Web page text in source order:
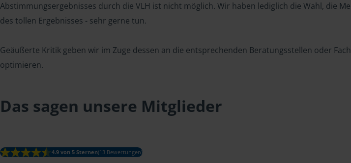
Abstimmungsergebnisses durch die VLH ist nicht möglich. Wir haben lediglich die Wahl, die
des tollen Ergebnisses - sehr gerne tun.
Geäußerte Kritik geben wir im Zuge dessen an die entsprechenden Beratungsstellen oder
optimieren.
Das sagen unsere Mitglieder
4.9 von 5 Sternen(13 Bewertungen)